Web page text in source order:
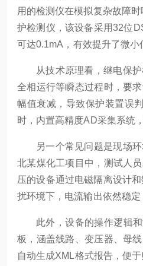
用的检测仪在模拟复杂故障
护检测仪，该设备采用32位
可达0.1mA，有效提升了微小
从技术原理看，继电保
全相运行等瞬态过程时，要
幅值衰减，导致保护装置误
时，内置高精度AD采集系统
另一个常见问题是现场
北某煤化工项目中，测试人
压的设备通过电磁隔离设计
扰环境下，电流输出依然稳
此外，设备的操作逻辑
板，涵盖线路、变压器、母
自动生成XML格式报告，便